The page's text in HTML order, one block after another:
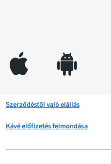
appleinc android
Szerződéstől való elállás
Kávé előfizetés felmondása